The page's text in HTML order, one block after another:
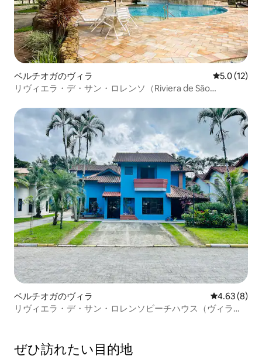
ベルチオガのヴィラ レビュー12
5.0 (12)
リヴィエラ・デ・サン・ロレンソ（Riviera de São
ベルチオガのヴィラ レビュー8
4.63 (8)
リヴィエラ・デ・サン・ロレンソビーチハウス（ヴィラー
ぜひ訪⁠れ⁠た⁠い目⁠的⁠地